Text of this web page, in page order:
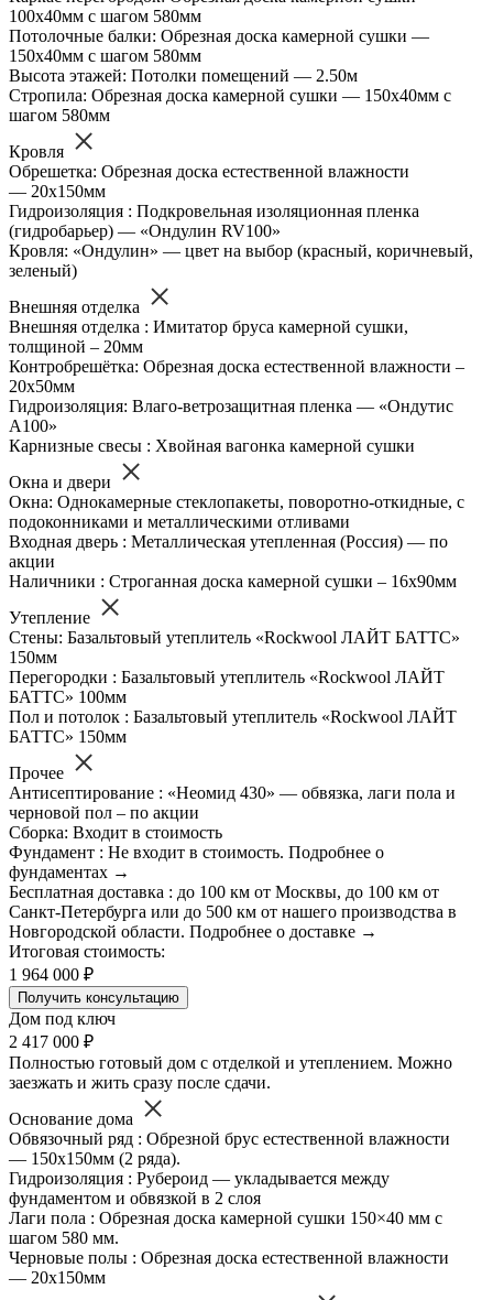
100х40мм с шагом 580мм
Потолочные балки: Обрезная доска камерной сушки —
150х40мм с шагом 580мм
Высота этажей: Потолки помещений — 2.50м
Стропила: Обрезная доска камерной сушки — 150х40мм с
шагом 580мм
Кровля
Обрешетка: Обрезная доска естественной влажности
— 20х150мм
Гидроизоляция : Подкровельная изоляционная пленка
(гидробарьер) — «Ондулин RV100»
Кровля: «Ондулин» — цвет на выбор (красный, коричневый,
зеленый)
Внешняя отделка
Внешняя отделка : Имитатор бруса камерной сушки,
толщиной – 20мм
Контробрешётка: Обрезная доска естественной влажности –
20х50мм
Гидроизоляция: Влаго-ветрозащитная пленка — «Ондутис
А100»
Карнизные свесы : Хвойная вагонка камерной сушки
Окна и двери
Окна: Однокамерные стеклопакеты, поворотно-откидные, с
подоконниками и металлическими отливами
Входная дверь : Металлическая утепленная (Россия) — по
акции
Наличники : Строганная доска камерной сушки – 16х90мм
Утепление
Стены: Базальтовый утеплитель «Rockwool ЛАЙТ БАТТС»
150мм
Перегородки : Базальтовый утеплитель «Rockwool ЛАЙТ
БАТТС» 100мм
Пол и потолок : Базальтовый утеплитель «Rockwool ЛАЙТ
БАТТС» 150мм
Прочее
Антисептирование : «Неомид 430» — обвязка, лаги пола и
черновой пол – по акции
Сборка: Входит в стоимость
Фундамент : Не входит в стоимость. Подробнее о
фундаментах →
Бесплатная доставка : до 100 км от Москвы, до 100 км от
Санкт-Петербурга или до 500 км от нашего производства в
Новгородской области. Подробнее о доставке →
Итоговая стоимость:
1 964 000 ₽
Получить консультацию
Дом под ключ
2 417 000 ₽
Полностью готовый дом с отделкой и утеплением. Можно
заезжать и жить сразу после сдачи.
Основание дома
Обвязочный ряд : Обрезной брус естественной влажности
— 150х150мм (2 ряда).
Гидроизоляция : Рубероид — укладывается между
фундаментом и обвязкой в 2 слоя
Лаги пола : Обрезная доска камерной сушки 150×40 мм с
шагом 580 мм.
Черновые полы : Обрезная доска естественной влажности
— 20х150мм